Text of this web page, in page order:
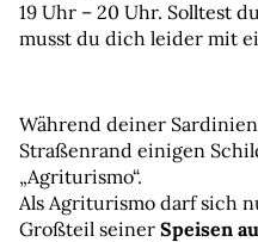
19 Uhr – 20 Uhr. Solltest
musst du dich leider mit
Während deiner
Straßenrand einigen
„Agriturismo“.
Als Agriturismo darf sich
Großteil seiner Speisen